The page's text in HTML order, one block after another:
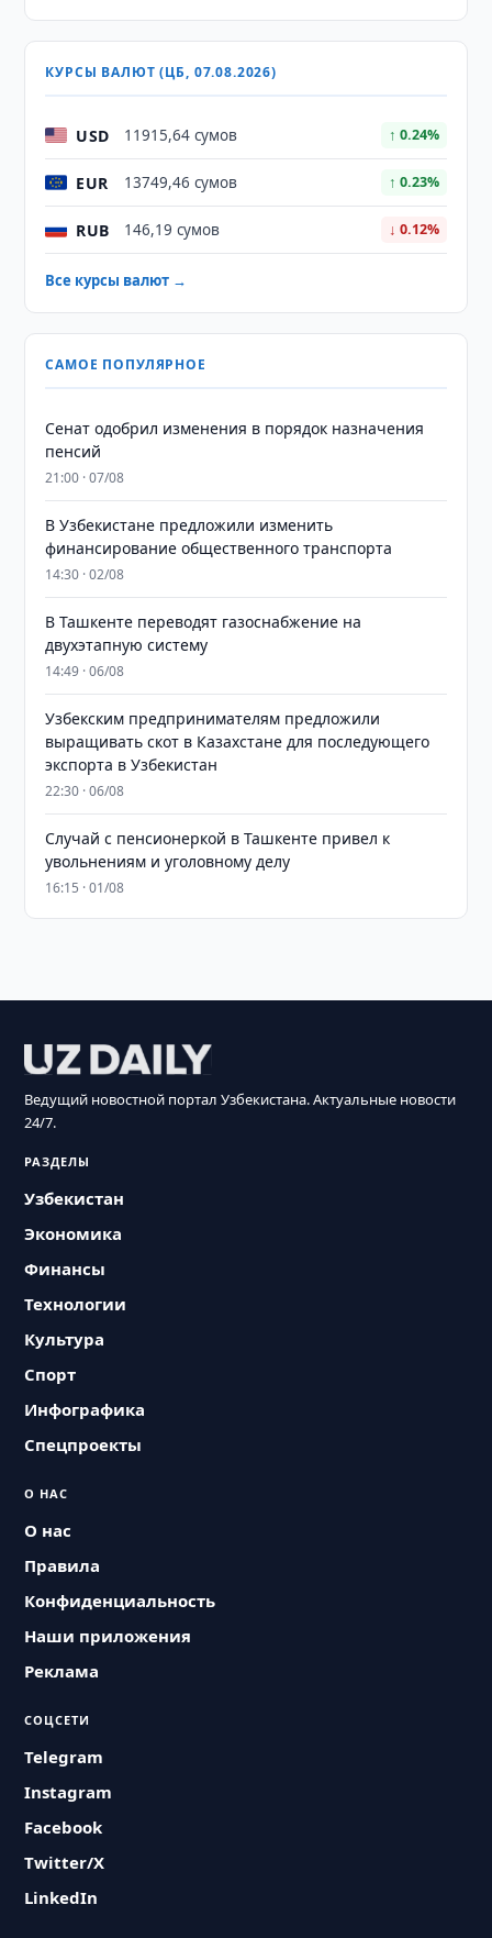
КУРСЫ ВАЛЮТ (ЦБ, 07.08.2026)
USD 11915,64 сумов ↑ 0.24%
EUR 13749,46 сумов ↑ 0.23%
RUB 146,19 сумов ↓ 0.12%
Все курсы валют →
САМОЕ ПОПУЛЯРНОЕ
Сенат одобрил изменения в порядок назначения
пенсий
21:00 · 07/08
В Узбекистане предложили изменить
финансирование общественного транспорта
14:30 · 02/08
В Ташкенте переводят газоснабжение на
двухэтапную систему
14:49 · 06/08
Узбекским предпринимателям предложили
выращивать скот в Казахстане для последующего
экспорта в Узбекистан
22:30 · 06/08
Случай с пенсионеркой в Ташкенте привел к
увольнениям и уголовному делу
16:15 · 01/08
Ведущий новостной портал Узбекистана. Актуальные новости
24/7.
РАЗДЕЛЫ
Узбекистан
Экономика
Финансы
Технологии
Культура
Спорт
Инфографика
Спецпроекты
О НАС
О нас
Правила
Конфиденциальность
Наши приложения
Реклама
СОЦСЕТИ
Telegram
Instagram
Facebook
Twitter/X
LinkedIn